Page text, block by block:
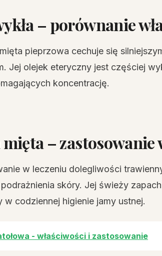
– porównanie
pieprzowa cechuje się
Jej olejek eteryczny jest częściej
koncentrację.
mięta –
w leczeniu dolegliwości
skóry. Jej świeży
codziennej higienie jamy ustnej.
- właściwości i zastosowanie